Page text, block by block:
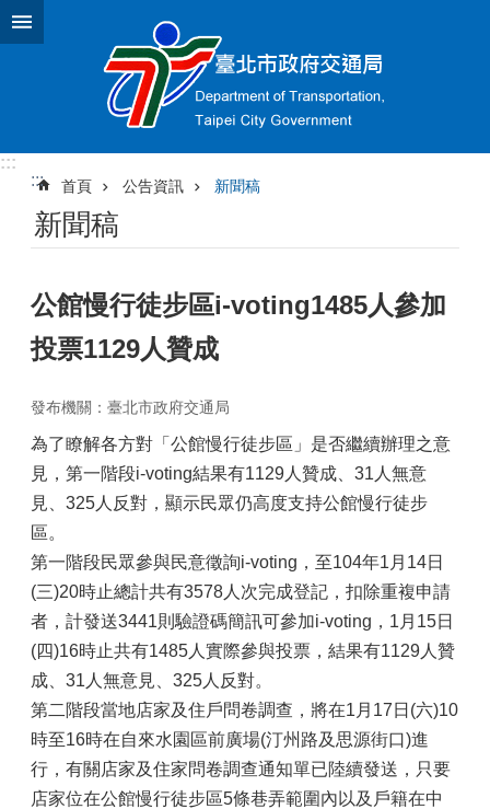
跳到主要內容區塊
:::
:::
首頁 公告資訊 新聞稿
新聞稿
公館慢行徒步區i-voting1485人參加
投票1129人贊成
發布機關：臺北市政府交通局
為了瞭解各方對「公館慢行徒步區」是否繼續辦理之意
見，第一階段i-voting結果有1129人贊成、31人無意
見、325人反對，顯示民眾仍高度支持公館慢行徒步
區。
第一階段民眾參與民意徵詢i-voting，至104年1月14日
(三)20時止總計共有3578人次完成登記，扣除重複申請
者，計發送3441則驗證碼簡訊可參加i-voting，1月15日
(四)16時止共有1485人實際參與投票，結果有1129人贊
成、31人無意見、325人反對。
第二階段當地店家及住戶問卷調查，將在1月17日(六)10
時至16時在自來水園區前廣場(汀州路及思源街口)進
行，有關店家及住家問卷調查通知單已陸續發送，只要
店家位在公館慢行徒步區5條巷弄範圍內以及戶籍在中